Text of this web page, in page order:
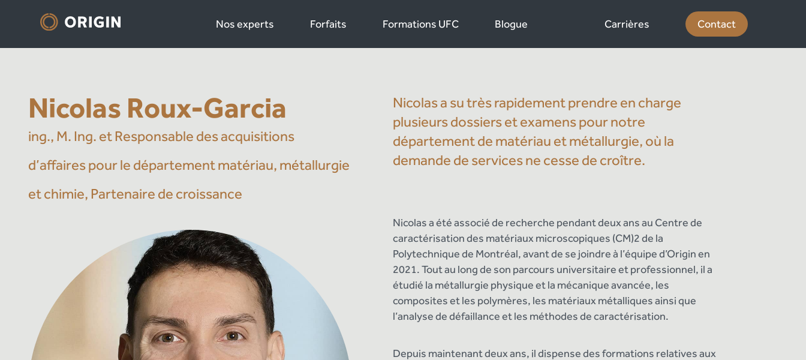
Nos experts Forfaits Formations UFC Blogue Carrières Contact
Nicolas Roux-Garcia
ing., M. Ing. et Responsable des acquisitions
d’affaires pour le département matériau, métallurgie
et chimie, Partenaire de croissance
Nicolas a su très rapidement prendre en charge
plusieurs dossiers et examens pour notre
département de matériau et métallurgie, où la
demande de services ne cesse de croître.
Nicolas a été associé de recherche pendant deux ans au Centre de
caractérisation des matériaux microscopiques (CM)2 de la
Polytechnique de Montréal, avant de se joindre à l’équipe d’Origin en
2021. Tout au long de son parcours universitaire et professionnel, il a
étudié la métallurgie physique et la mécanique avancée, les
composites et les polymères, les matériaux métalliques ainsi que
l’analyse de défaillance et les méthodes de caractérisation.
Depuis maintenant deux ans, il dispense des formations relatives aux